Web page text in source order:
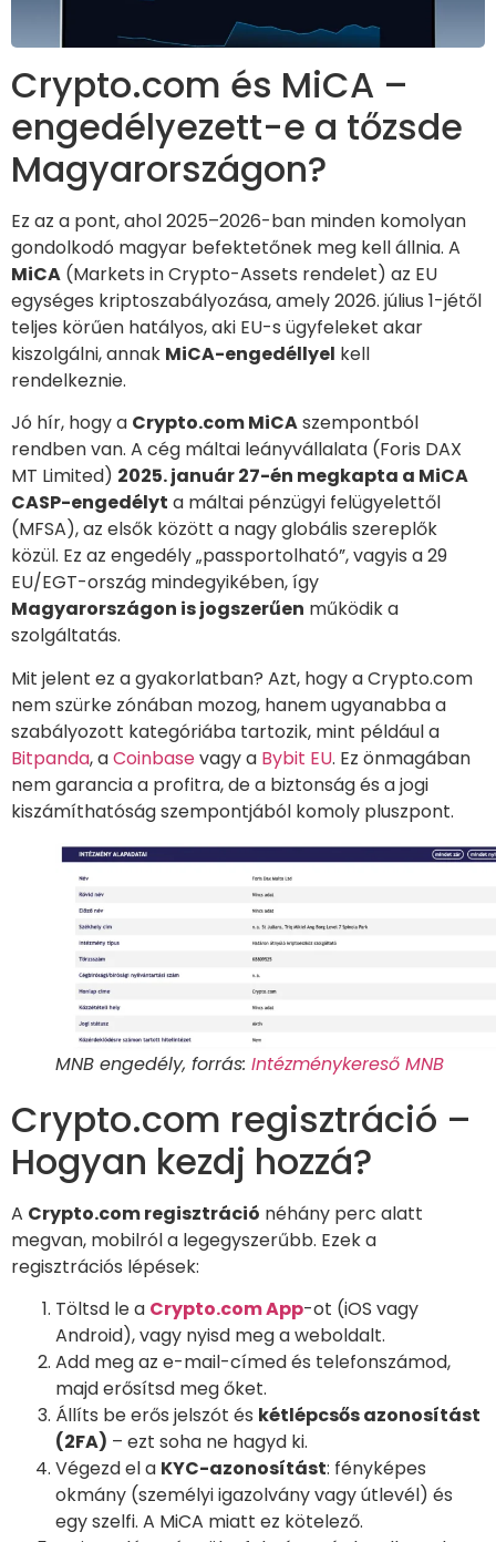
Crypto.com és MiCA –
engedélyezett-e a tőzsde
Magyarországon?
Ez az a pont, ahol 2025–2026-ban minden komolyan
gondolkodó magyar befektetőnek meg kell állnia. A
MiCA (Markets in Crypto-Assets rendelet) az EU
egységes kriptoszabályozása, amely 2026. július 1-jétől
teljes körűen hatályos, aki EU-s ügyfeleket akar
kiszolgálni, annak MiCA-engedéllyel kell
rendelkeznie.
Jó hír, hogy a Crypto.com MiCAszempontból
rendben van. A cég máltai leányvállalata (Foris DAX
MT Limited) 2025. január 27-én megkapta a MiCA
CASP-engedélyt a máltai pénzügyi felügyelettől
(MFSA), az elsők között a nagy globális szereplők
közül. Ez az engedély „passportolható”, vagyis a 29
EU/EGT-ország mindegyikében, így
Magyarországon is jogszerűen működik a
szolgáltatás.
Mit jelent ez a gyakorlatban? Azt, hogy a Crypto.com
nem szürke zónában mozog, hanem ugyanabba a
szabályozott kategóriába tartozik, mint például a
Bitpanda, aCoinbasevagy a Bybit EU. Ez önmagában
nem garancia a profitra, de a biztonság és a jogi
kiszámíthatóság szempontjából komoly pluszpont.
MNB engedély, forrás: Intézménykereső MNB
Crypto.com regisztráció –
Hogyan kezdj hozzá?
A Crypto.com regisztráció néhány perc alatt
megvan, mobilról a legegyszerűbb. Ezek a
regisztrációs lépések:
Töltsd le a Crypto.com App-ot (iOS vagy
Android), vagy nyisd meg a weboldalt.
Add meg az e-mail-címed és telefonszámod,
majd erősítsd meg őket.
Állíts be erős jelszót és kétlépcsős azonosítást
(2FA) – ezt soha ne hagyd ki.
Végezd el a KYC-azonosítást: fényképes
okmány (személyi igazolvány vagy útlevél) és
egy szelfi. A MiCA miatt ez kötelező.